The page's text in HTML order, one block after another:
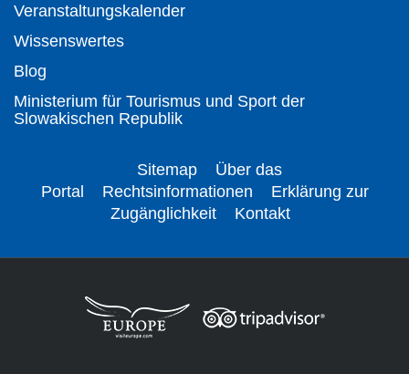
Veranstaltungskalender
Wissenswertes
Blog
Ministerium für Tourismus und Sport der
Slowakischen Republik
Sitemap
Über das
Portal
Rechtsinformationen
Erklärung zur
Zugänglichkeit
Kontakt